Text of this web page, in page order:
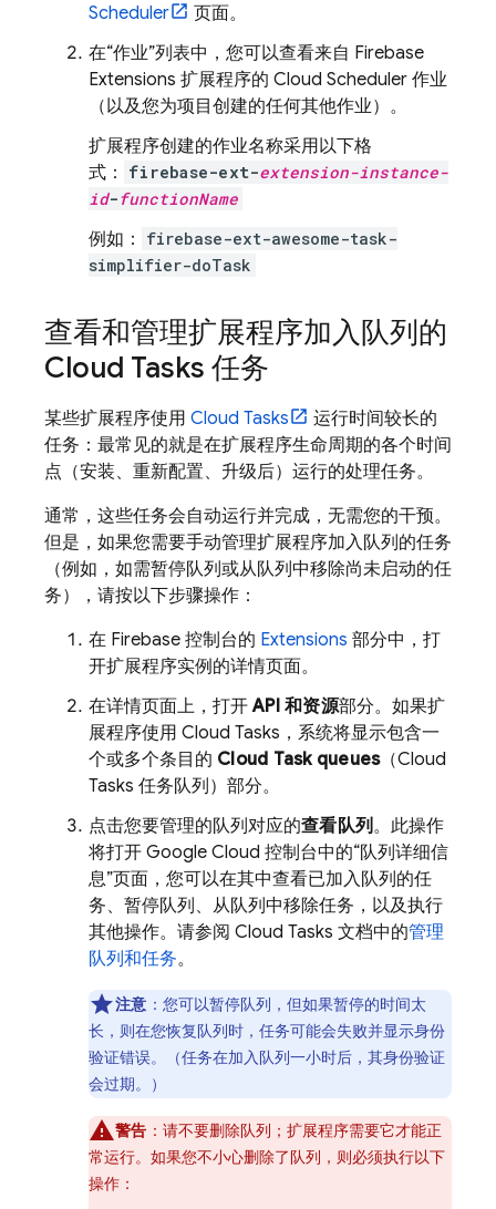
Scheduler
页面。
在“作业”列表中，您可以查看来自 Firebase
Extensions 扩展程序的 Cloud Scheduler 作业
（以及您为项目创建的任何其他作业）。
扩展程序创建的作业名称采用以下格
式：
firebase-ext-extension-instance-
id-functionName
例如：
firebase-ext-awesome-task-
simplifier-doTask
查看和管理扩展程序加入队列的
Cloud Tasks 任务
某些扩展程序使用 Cloud Tasks
运行时间较长的
任务：最常见的就是在扩展程序生命周期的各个时间
点（安装、重新配置、升级后）运行的处理任务。
通常，这些任务会自动运行并完成，无需您的干预。
但是，如果您需要手动管理扩展程序加入队列的任务
（例如，如需暂停队列或从队列中移除尚未启动的任
务），请按以下步骤操作：
在 Firebase 控制台的 Extensions 部分中，打
开扩展程序实例的详情页面。
在详情页面上，打开API 和资源部分。如果扩
展程序使用 Cloud Tasks，系统将显示包含一
个或多个条目的 Cloud Task queues（Cloud
Tasks 任务队列）部分。
点击您要管理的队列对应的查看队列。此操作
将打开 Google Cloud 控制台中的“队列详细信
息”页面，您可以在其中查看已加入队列的任
务、暂停队列、从队列中移除任务，以及执行
其他操作。请参阅 Cloud Tasks 文档中的管理
队列和任务。
注意 ：您可以暂停队列，但如果暂停的时间太
长，则在您恢复队列时，任务可能会失败并显示身份
验证错误。（任务在加入队列一小时后，其身份验证
会过期。）
警告 ：请不要删除队列；扩展程序需要它才能正
常运行。如果您不小心删除了队列，则必须执行以下
操作：